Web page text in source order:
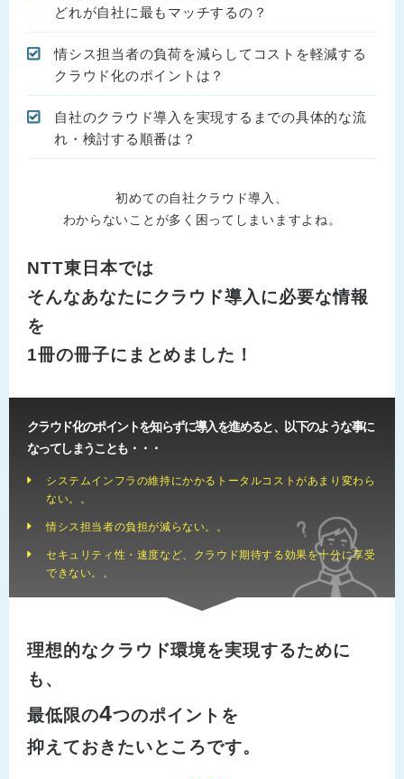
どれが自社に最もマッチするの？
情シス担当者の負荷を減らしてコストを軽減する
クラウド化のポイントは？
自社のクラウド導入を実現するまでの具体的な流
れ・検討する順番は？
初めての自社クラウド導入、
わからないことが多く困ってしまいますよね。
NTT東日本では
そんなあなたにクラウド導入に必要な情報
を
1冊の冊子にまとめました！
クラウド化のポイントを知らずに導入を進めると、以下のような事に
なってしまうことも・・・
システムインフラの維持にかかるトータルコストがあまり変わら
ない。。
情シス担当者の負担が減らない。。
セキュリティ性・速度など、クラウド期待する効果を十分に享受
できない。。
理想的なクラウド環境を実現するために
も、
最低限の4つのポイントを
抑えておきたいところです。